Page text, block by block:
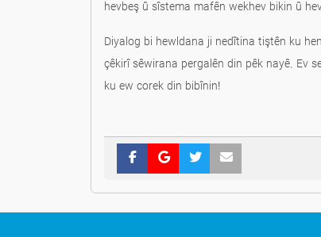
hevbeş û sîstema mafên wekhev bikin û
Diyalog bi hewldana ji nedîtina tiştên ku
çêkirî sêwirana pergalên din pêk nayê. Ev
ku ew corek din bibînin!